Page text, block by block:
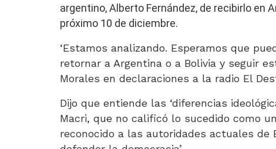
argentino, Alberto Fernández, de recibirlo en
próximo 10 de diciembre.
‘Estamos analizando. Esperamos que
retornar a Argentina o a Bolivia y seguir
Morales en declaraciones a la radio El
Dijo que entiende las ‘diferencias
Macri, que no calificó lo sucedido como
reconocido a las autoridades actuales de